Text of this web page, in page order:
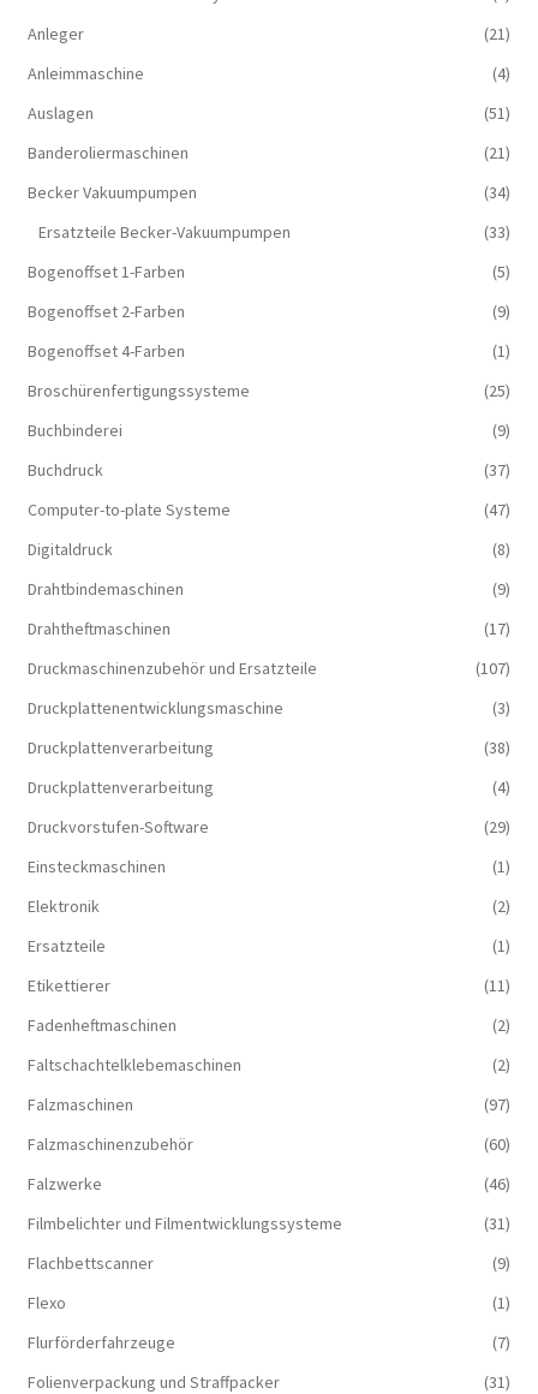
Anleger
(21)
Anleimmaschine
(4)
Auslagen
(51)
Banderoliermaschinen
(21)
Becker Vakuumpumpen
(34)
Ersatzteile Becker-Vakuumpumpen
(33)
Bogenoffset 1-Farben
(5)
Bogenoffset 2-Farben
(9)
Bogenoffset 4-Farben
(1)
Broschürenfertigungssysteme
(25)
Buchbinderei
(9)
Buchdruck
(37)
Computer-to-plate Systeme
(47)
Digitaldruck
(8)
Drahtbindemaschinen
(9)
Drahtheftmaschinen
(17)
Druckmaschinenzubehör und Ersatzteile
(107)
Druckplattenentwicklungsmaschine
(3)
Druckplattenverarbeitung
(38)
Druckplattenverarbeitung
(4)
Druckvorstufen-Software
(29)
Einsteckmaschinen
(1)
Elektronik
(2)
Ersatzteile
(1)
Etikettierer
(11)
Fadenheftmaschinen
(2)
Faltschachtelklebemaschinen
(2)
Falzmaschinen
(97)
Falzmaschinenzubehör
(60)
Falzwerke
(46)
Filmbelichter und Filmentwicklungssysteme
(31)
Flachbettscanner
(9)
Flexo
(1)
Flurförderfahrzeuge
(7)
Folienverpackung und Straffpacker
(31)